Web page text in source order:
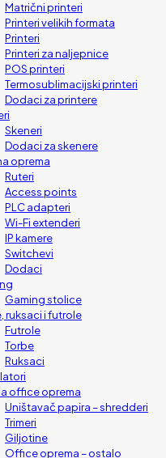
Matrični printeri
Printeri velikih formata
Printeri
Printeri za naljepnice
POS printeri
Termosublimacijski printeri
Dodaci za printere
Skeneri
Dodaci za skenere
oprema
Ruteri
Access points
PLC adapteri
Wi-Fi extenderi
IP kamere
Switchevi
Dodaci
Gaming stolice
ruksaci i futrole
Futrole
Torbe
Ruksaci
office oprema
Uništavač papira – shredderi
Trimeri
Giljotine
Office oprema – ostalo